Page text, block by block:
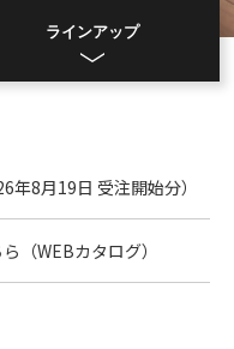
ラインアップ
8月19日 受注開始分）
（WEBカタログ）